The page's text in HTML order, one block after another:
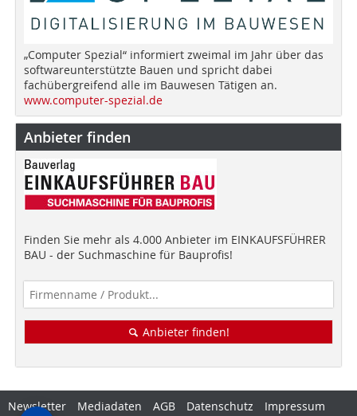
„Computer Spezial“ informiert zweimal im Jahr über das
softwareunterstützte Bauen und spricht dabei
fachübergreifend alle im Bauwesen Tätigen an.
www.computer-spezial.de
Anbieter finden
Finden Sie mehr als 4.000 Anbieter im EINKAUFSFÜHRER
BAU - der Suchmaschine für Bauprofis!
Anbieter finden!
Newsletter Mediadaten AGB Datenschutz
Impressum